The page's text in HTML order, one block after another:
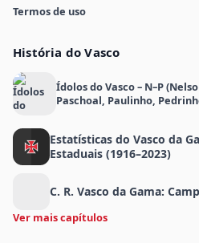
Termos de uso
História do Vasco
Ídolos do Vasco – N–P
Paschoal, Paulinho,
Estatísticas do Vasco da
Estaduais (1916–2023)
C. R. Vasco da Gama:
Ver mais capítulos